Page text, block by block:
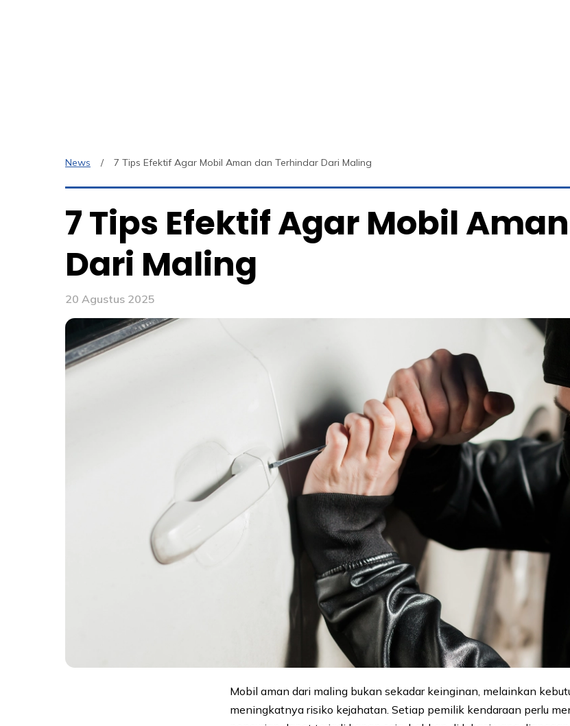
News 7 Tips Efektif Agar Mobil Aman dan Terhindar Dari Maling
7 Tips Efektif Agar Mobil
Dari Maling
20 Agustus 2025
Mobil aman dari maling bukan sekadar keinginan, melainkan
meningkatnya risiko kejahatan. Setiap pemilik kendaraan perlu